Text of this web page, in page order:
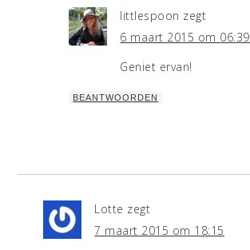
littlespoon zegt
6 maart 2015 om 06:39
Geniet ervan!
BEANTWOORDEN
Lotte zegt
7 maart 2015 om 18:15